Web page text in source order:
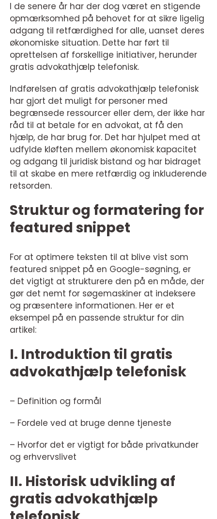
I de senere år har der dog været en stigende
opmærksomhed på behovet for at sikre ligelig
adgang til retfærdighed for alle, uanset deres
økonomiske situation. Dette har ført til
oprettelsen af forskellige initiativer, herunder
gratis advokathjælp telefonisk.
Indførelsen af gratis advokathjælp telefonisk
har gjort det muligt for personer med
begrænsede ressourcer eller dem, der ikke har
råd til at betale for en advokat, at få den
hjælp, de har brug for. Det har hjulpet med at
udfylde kløften mellem økonomisk kapacitet
og adgang til juridisk bistand og har bidraget
til at skabe en mere retfærdig og inkluderende
retsorden.
Struktur og formatering for
featured snippet
For at optimere teksten til at blive vist som
featured snippet på en Google-søgning, er
det vigtigt at strukturere den på en måde, der
gør det nemt for søgemaskiner at indeksere
og præsentere informationen. Her er et
eksempel på en passende struktur for din
artikel:
I. Introduktion til gratis
advokathjælp telefonisk
– Definition og formål
– Fordele ved at bruge denne tjeneste
– Hvorfor det er vigtigt for både privatkunder
og erhvervslivet
II. Historisk udvikling af
gratis advokathjælp